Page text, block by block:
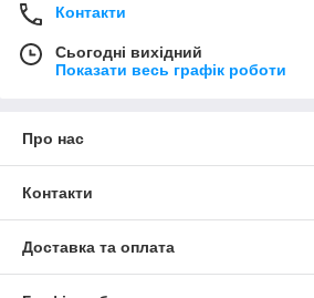
Контакти
Сьогодні вихідний
Показати весь графік роботи
Про нас
Контакти
Доставка та оплата